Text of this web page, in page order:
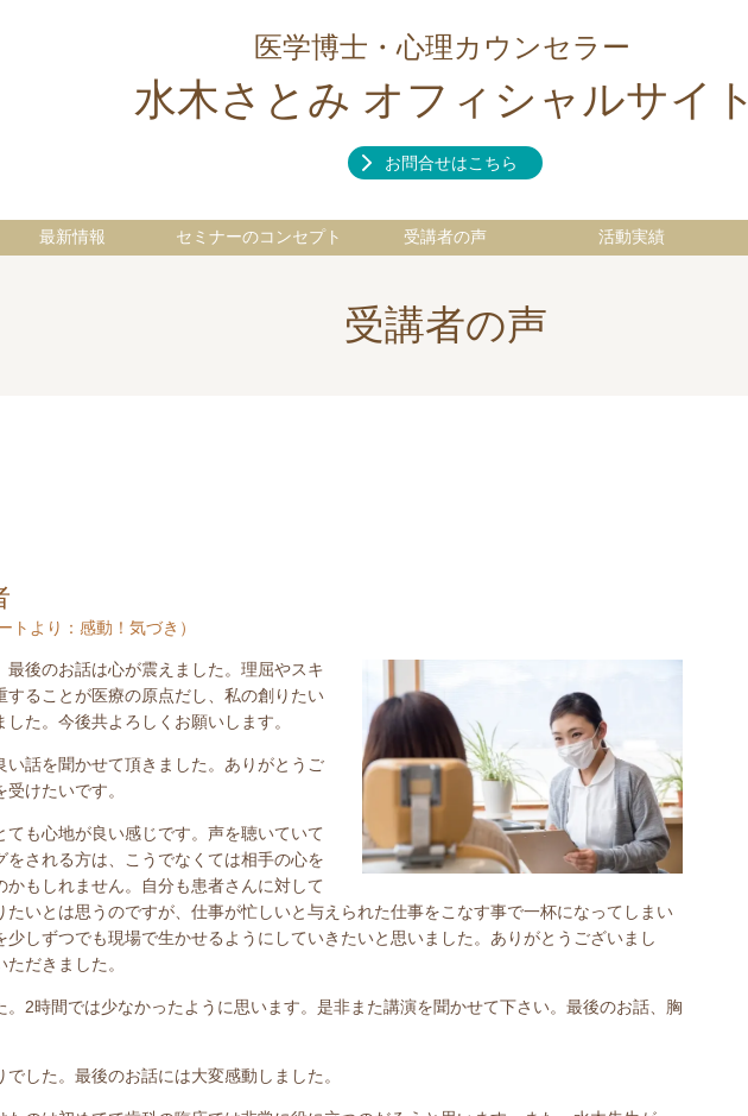
医学博士・心理カウンセラー
水木さとみ オフィシャルサイト
お問合せはこちら
最新情報 セミナーのコンセプト 受講者の声 活動実績
受講者の声
トより：感動！気づき）
最後のお話は心が震えました。理屈やスキ
することが医療の原点だし、私の創りたい
た。今後共よろしくお願いします。
い話を聞かせて頂きました。ありがとうご
けたいです。
も心地が良い感じです。声を聴いていて
される方は、こうでなくては相手の心を
かもしれません。自分も患者さんに対して
たいとは思うのですが、仕事が忙しいと与えられた仕事をこなす事で一杯になってしまい
しずつでも現場で生かせるようにしていきたいと思いました。ありがとうございまし
だきました。
。2時間では少なかったように思います。是非また講演を聞かせて下さい。最後のお話、胸
した。最後のお話には大変感動しました。